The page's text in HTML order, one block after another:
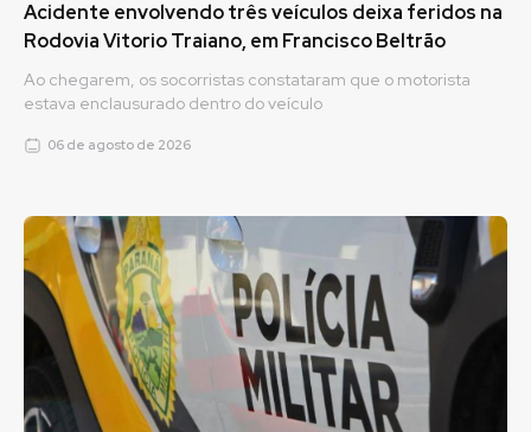
Acidente envolvendo três veículos deixa feridos na
Rodovia Vitorio Traiano, em Francisco Beltrão
Ao chegarem, os socorristas constataram que o motorista
estava enclausurado dentro do veículo
06 de agosto de 2026